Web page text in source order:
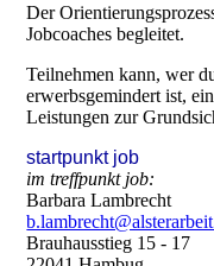
Der
Jobcoaches begleitet.
Teilnehmen kann, wer
erwerbsgemindert ist,
Leistungen zur
startpunkt job
im treffpunkt job:
Barbara Lambrecht
Brauhausstieg 15 - 17